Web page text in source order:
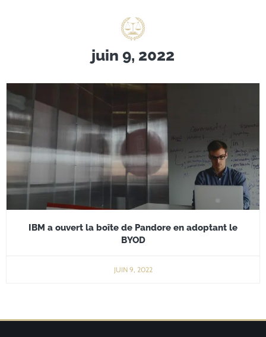
juin 9, 2022
IBM a ouvert la boîte de Pandore en adoptant le
BYOD
JUIN 9, 2022